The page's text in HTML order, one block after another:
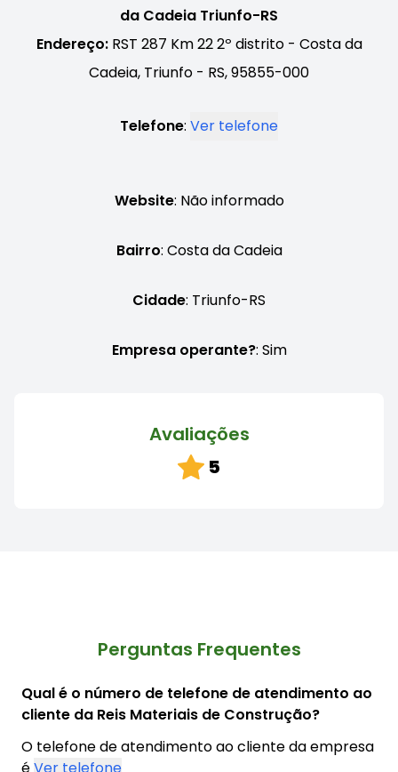
da Cadeia Triunfo-RS
Endereço:RST 287 Km 22 2º distrito - Costa da
Cadeia, Triunfo - RS, 95855-000
Telefone: Ver telefone
Website: Não informado
Bairro: Costa da Cadeia
Cidade: Triunfo-RS
Empresa operante?: Sim
Avaliações
5
Perguntas Frequentes
Qual é o número de telefone de atendimento ao
cliente da Reis Materiais de Construção?
O telefone de atendimento ao cliente da empresa
éVer telefone